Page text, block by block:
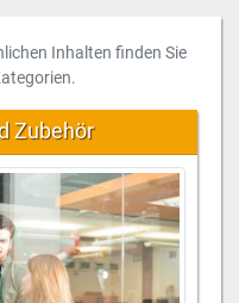
Inhalten finden Sie
Zubehör